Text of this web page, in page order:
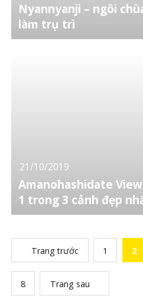
Nyannyanji – ngôi
làm trụ trì
21/10/2019
Amanohashidate
1 trong 3 cảnh đẹp
Trang trước 1 2
8 Trang sau